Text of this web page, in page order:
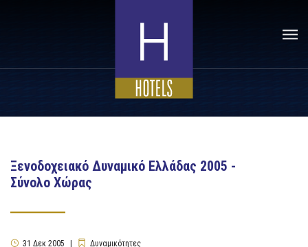
Ξενοδοχειακό Δυναμικό Ελλάδας 2005 -
Σύνολο Χώρας
31 Δεκ 2005 Δυναμικότητες